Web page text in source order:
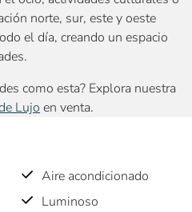
norte, sur, este y oeste
el día, creando un espacio
como esta? Explora nuestra
Lujo en venta.
Aire acondicionado
Luminoso